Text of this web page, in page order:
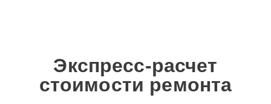
Экспресс-расчет
стоимости ремонта